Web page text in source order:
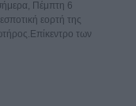
Πέμπτη 6
εορτή της
των